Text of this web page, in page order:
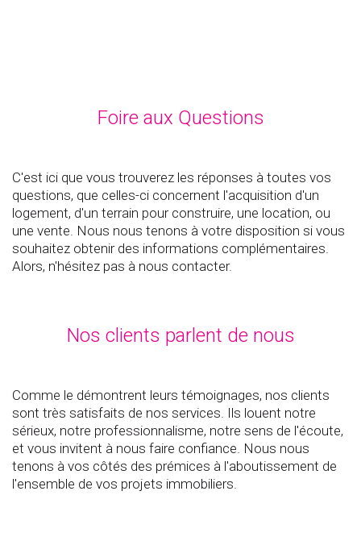
Foire aux Questions
C'est ici que vous trouverez les réponses à toutes vos
questions, que celles-ci concernent l'acquisition d'un
logement, d'un terrain pour construire, une location, ou
une vente. Nous nous tenons à votre disposition si vous
souhaitez obtenir des informations complémentaires.
Alors, n'hésitez pas à nous contacter.
Nos clients parlent de nous
Comme le démontrent leurs témoignages, nos clients
sont très satisfaits de nos services. Ils louent notre
sérieux, notre professionnalisme, notre sens de l'écoute,
et vous invitent à nous faire confiance. Nous nous
tenons à vos côtés des prémices à l'aboutissement de
l'ensemble de vos projets immobiliers.